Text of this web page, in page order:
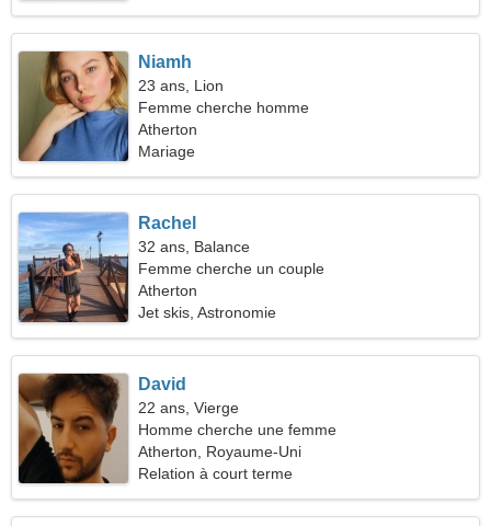
Niamh
23 ans, Lion
Femme cherche homme
Atherton
Mariage
Rachel
32 ans, Balance
Femme cherche un couple
Atherton
Jet skis, Astronomie
David
22 ans, Vierge
Homme cherche une femme
Atherton, Royaume-Uni
Relation à court terme